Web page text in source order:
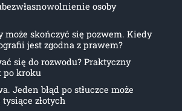
osoby
może skończyć się pozwem. Kiedy
jest zgodna z prawem?
się do rozwodu? Praktyczny
po kroku
Jeden błąd po stłuczce może
złotych